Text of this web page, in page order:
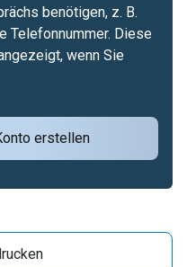
erstellen
benötigen, z. B.
Telefonnummer. Diese
wenn Sie